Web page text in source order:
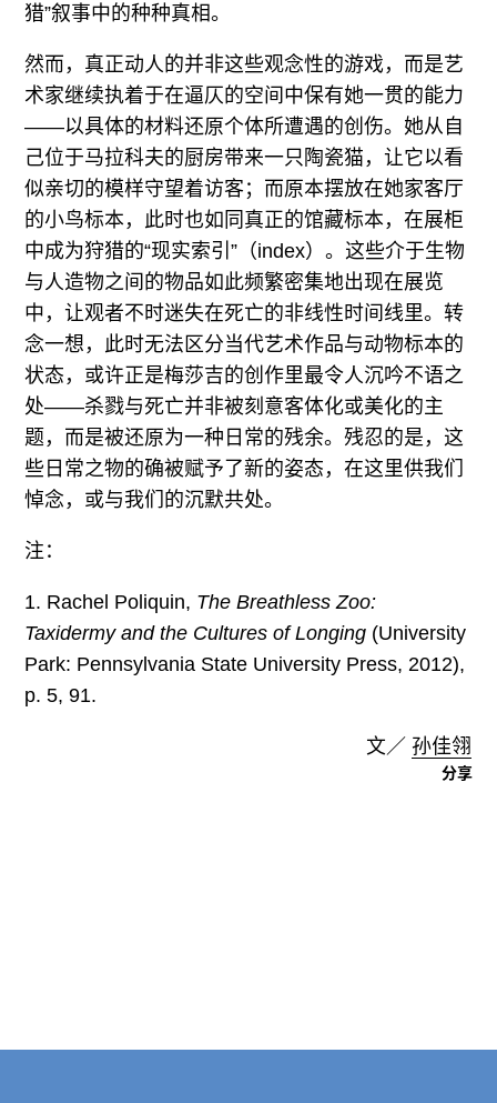
猎”叙事中的种种真相。
然而，真正动人的并非这些观念性的游戏，而是艺
术家继续执着于在逼仄的空间中保有她一贯的能力
——以具体的材料还原个体所遭遇的创伤。她从自
己位于马拉科夫的厨房带来一只陶瓷猫，让它以看
似亲切的模样守望着访客；而原本摆放在她家客厅
的小鸟标本，此时也如同真正的馆藏标本，在展柜
中成为狩猎的“现实索引”（index）。这些介于生物
与人造物之间的物品如此频繁密集地出现在展览
中，让观者不时迷失在死亡的非线性时间线里。转
念一想，此时无法区分当代艺术作品与动物标本的
状态，或许正是梅莎吉的创作里最令人沉吟不语之
处——杀戮与死亡并非被刻意客体化或美化的主
题，而是被还原为一种日常的残余。残忍的是，这
些日常之物的确被赋予了新的姿态，在这里供我们
悼念，或与我们的沉默共处。
注：
1. Rachel Poliquin, The Breathless Zoo:
Taxidermy and the Cultures of Longing (University
Park: Pennsylvania State University Press, 2012),
p. 5, 91.
文／ 孙佳翎
分享